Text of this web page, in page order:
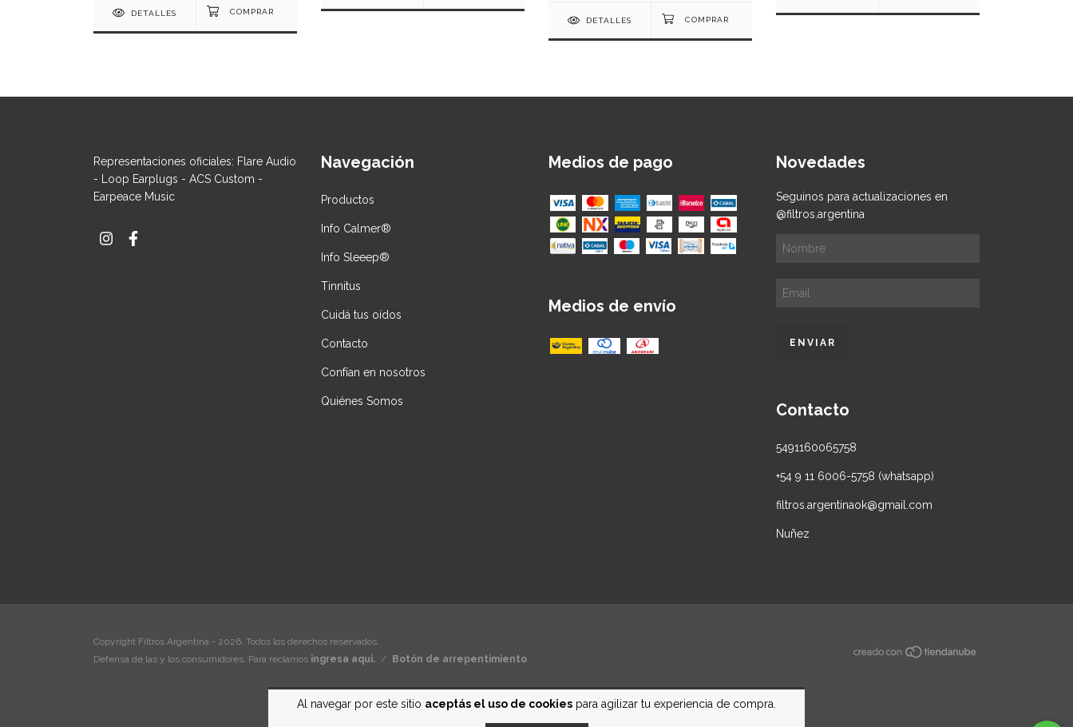
Al navegar por este sitio aceptás el uso de cookies para agilizar tu experiencia de compra.
DETALLES
DETALLES
Representaciones oficiales: Flare Audio
- Loop Earplugs - ACS Custom -
Earpeace Music
Navegación
Productos
Info Calmer®
Info Sleeep®
Tinnitus
Cuidá tus oídos
Contacto
Confían en nosotros
Quiénes Somos
Medios de pago
Medios de envío
Novedades
Seguinos para actualizaciones en
@filtros.argentina
Contacto
5491160065758
+54 9 11 6006-5758 (whatsapp)
filtros.argentinaok@gmail.com
Nuñez
Copyright Filtros Argentina - 2026. Todos los derechos reservados.
Defensa de las y los consumidores. Para reclamos ingresa aquí. / Botón de arrepentimiento